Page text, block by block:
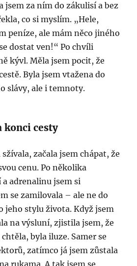
jsem za ním do zákulisí a bez
co si myslím. „Hele,
peníze, ale mám něco jiného
dostat ven!“ Po chvíli
kývl. Měla jsem pocit, že
Byla jsem vtažena do
slávy, ale i temnoty.
konci cesty
sžívala, začala jsem chápat, že
cenu. Po několika
adrenalinu jsem si
se zamilovala – ale ne do
jeho stylu života. Když jsem
na výsluní, zjistila jsem, že
byla iluze. Samer se
zatímco já jsem zůstala